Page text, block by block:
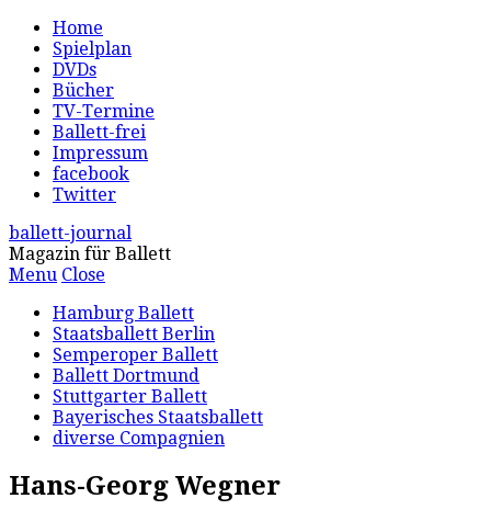
Home
Spielplan
DVDs
Bücher
TV-Termine
Ballett-frei
Impressum
facebook
Twitter
ballett-journal
Magazin für Ballett
Menu Close
Hamburg Ballett
Staatsballett Berlin
Semperoper Ballett
Ballett Dortmund
Stuttgarter Ballett
Bayerisches Staatsballett
diverse Compagnien
Hans-Georg Wegner